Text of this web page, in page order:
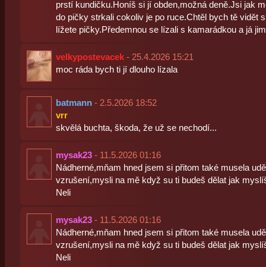
prstí kundičku.Honíš si jí obden,možná deně.Jsi jak
do pičky strkali cokoliv je po ruce.Chtěl bych tě vidět
lížete pičky.Předemnou se lízali s kamarádkou a já
velkypostevacek- 25.4.2026 15:21
moc ráda bych ti jí dlouho lízala
batmann- 2.5.2026 18:52
vrr
skvělá buchta, škoda, že už se nechodí...
mysak23- 11.5.2026 01:16
Nádherné,mňam hned jsem si přitom také musela
vzrušení,mysli na mě když su ti budeš dělat jak
Neli
mysak23- 11.5.2026 01:16
Nádherné,mňam hned jsem si přitom také musela
vzrušení,mysli na mě když su ti budeš dělat jak
Neli